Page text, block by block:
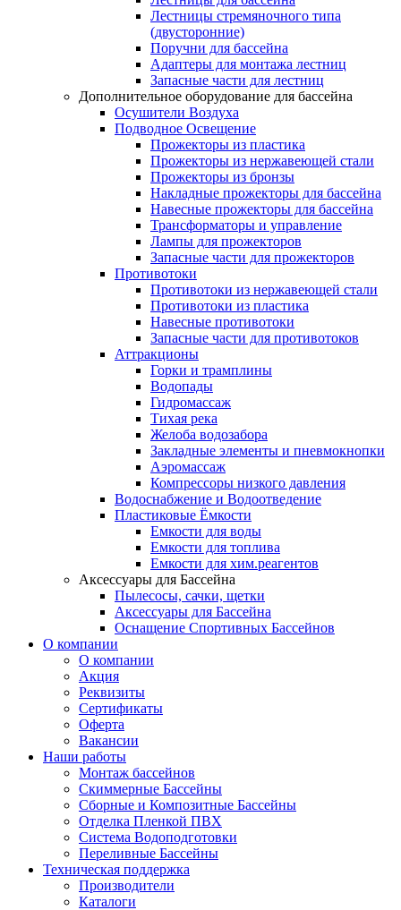
Лестницы стремяночного типа
(двусторонние)
Поручни для бассейна
Адаптеры для монтажа лестниц
Запасные части для лестниц
Дополнительное оборудование для бассейна
Осушители Воздуха
Подводное Освещение
Прожекторы из пластика
Прожекторы из нержавеющей стали
Прожекторы из бронзы
Накладные прожекторы для бассейна
Навесные прожекторы для бассейна
Трансформаторы и управление
Лампы для прожекторов
Запасные части для прожекторов
Противотоки
Противотоки из нержавеющей стали
Противотоки из пластика
Навесные противотоки
Запасные части для противотоков
Аттракционы
Горки и трамплины
Водопады
Гидромассаж
Тихая река
Желоба водозабора
Закладные элементы и пневмокнопки
Аэромассаж
Компрессоры низкого давления
Водоснабжение и Водоотведение
Пластиковые Ёмкости
Емкости для воды
Емкости для топлива
Емкости для хим.реагентов
Аксессуары для Бассейна
Пылесосы, сачки, щетки
Аксессуары для Бассейна
Оснащение Спортивных Бассейнов
О компании
О компании
Акция
Реквизиты
Сертификаты
Оферта
Вакансии
Наши работы
Монтаж бассейнов
Скиммерные Бассейны
Сборные и Композитные Бассейны
Отделка Пленкой ПВХ
Система Водоподготовки
Переливные Бассейны
Техническая поддержка
Производители
Каталоги